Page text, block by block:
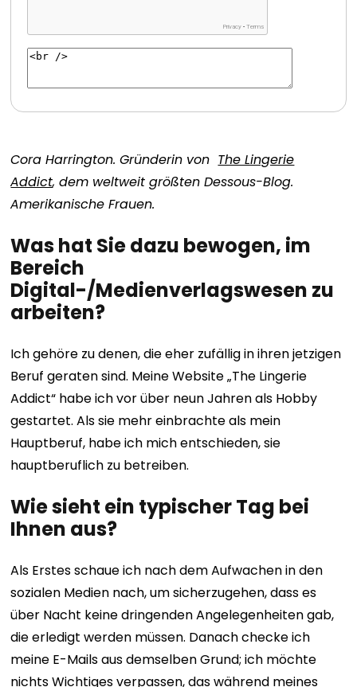
Cora Harrington. Gründerin von The Lingerie
Addict,dem weltweit größten Dessous-Blog.
Amerikanische Frauen.
Was hat Sie dazu bewogen, im
Bereich
Digital-/Medienverlagswesen zu
arbeiten?
Ich gehöre zu denen, die eher zufällig in ihren jetzigen
Beruf geraten sind. Meine Website „The Lingerie
Addict“ habe ich vor über neun Jahren als Hobby
gestartet. Als sie mehr einbrachte als mein
Hauptberuf, habe ich mich entschieden, sie
hauptberuflich zu betreiben.
Wie sieht ein typischer Tag bei
Ihnen aus?
Als Erstes schaue ich nach dem Aufwachen in den
sozialen Medien nach, um sicherzugehen, dass es
über Nacht keine dringenden Angelegenheiten gab,
die erledigt werden müssen. Danach checke ich
meine E-Mails aus demselben Grund; ich möchte
nichts Wichtiges verpassen, das während meines